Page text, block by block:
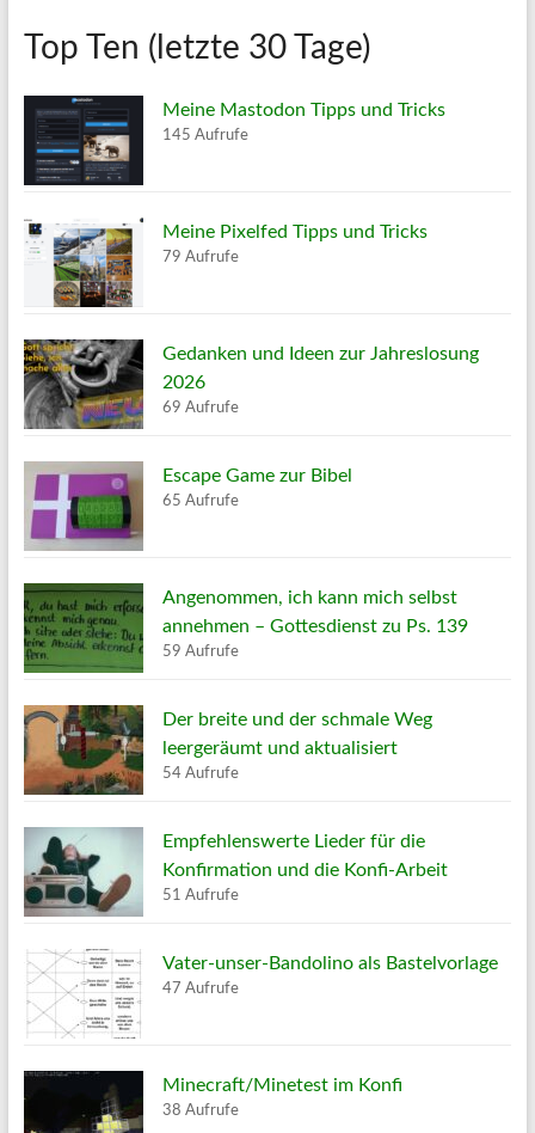
Top Ten (letzte 30 Tage)
Meine Mastodon Tipps und Tricks
145 Aufrufe
Meine Pixelfed Tipps und Tricks
79 Aufrufe
Gedanken und Ideen zur Jahreslosung
2026
69 Aufrufe
Escape Game zur Bibel
65 Aufrufe
Angenommen, ich kann mich selbst
annehmen – Gottesdienst zu Ps. 139
59 Aufrufe
Der breite und der schmale Weg
leergeräumt und aktualisiert
54 Aufrufe
Empfehlenswerte Lieder für die
Konfirmation und die Konfi-Arbeit
51 Aufrufe
Vater-unser-Bandolino als Bastelvorlage
47 Aufrufe
Minecraft/Minetest im Konfi
38 Aufrufe